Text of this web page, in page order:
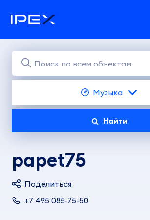
Музыка
Найти
papet75
Поделиться
+7 495 085-75-50